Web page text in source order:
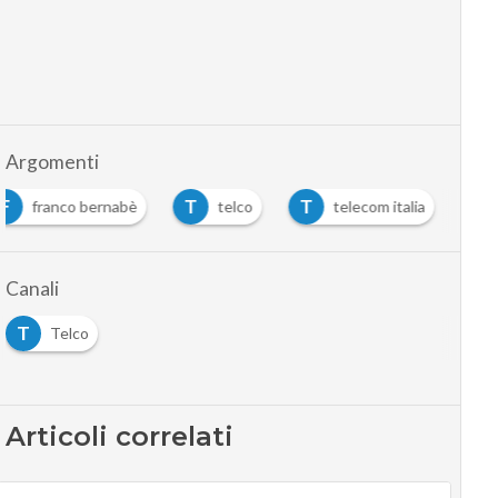
Argomenti
F
franco bernabè T telco T telecom italia
Canali
T
Telco
Articoli correlati